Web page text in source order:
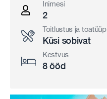
Inimesi
2
Toitlustus ja toatüüp
Küsi sobivat
Kestvus
8 ööd